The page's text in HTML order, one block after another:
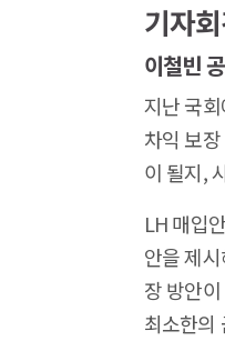
기자
이철빈
지난 국
차익 보
이 될지,
LH 매입
안을 제
장 방안
최소한의